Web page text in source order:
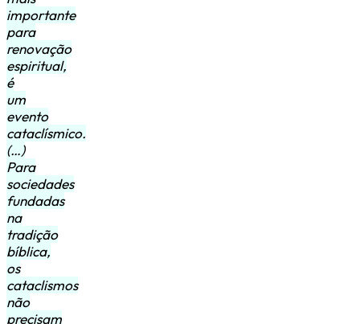
importante
para
renovação
espiritual,
é
um
evento
cataclísmico.
(…)
Para
sociedades
fundadas
na
tradição
bíblica,
os
cataclismos
não
precisam